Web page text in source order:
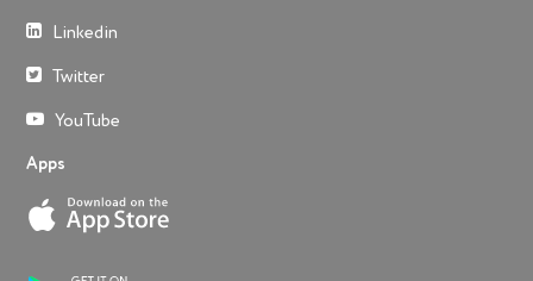
Linkedin
Twitter
YouTube
Apps